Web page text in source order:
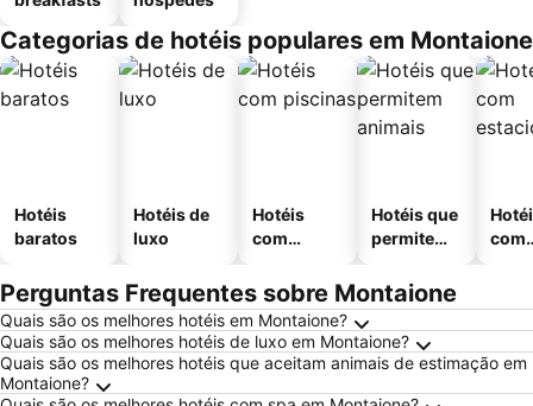
Categorias de hotéis populares em Montaione
Hotéis
baratos
Hotéis de
luxo
Hotéis
com
Hotéis que
permitem
com
Perguntas Frequentes sobre Montaione
Quais são os melhores hotéis em Montaione?
Quais são os melhores hotéis de luxo em Montaione?
Quais são os melhores hotéis que aceitam animais de estimação em
Montaione?